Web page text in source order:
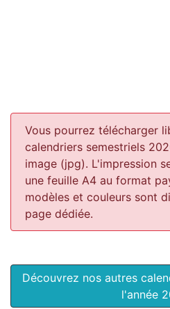
Vous pourrez télécharger
calendriers semestriels
image (jpg). L'impression
une feuille A4 au format
modèles et couleurs sont
page dédiée.
Découvrez nos autres
l'année